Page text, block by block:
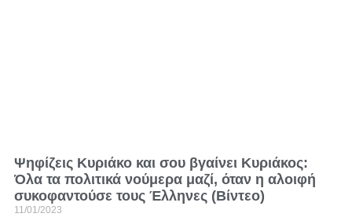
Ψηφίζεις Κυριάκο και σου βγαίνει Κυριάκος:
Όλα τα πολιτικά νούμερα μαζί, όταν η αλοιφή
συκοφαντούσε τους Έλληνες (Βίντεο)
11/01/2023